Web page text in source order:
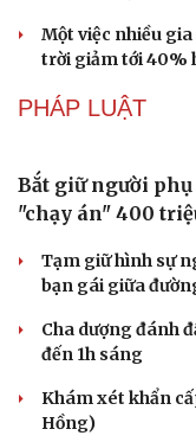
DU LỊCH
Du lịch biển Việt
Khách quốc tế
số nổi bật
Nhặt bỏ 'hạt sạn'
khách
Cần Thơ cụ thể
và du khách Thái
Ký kết hợp tác
Golf nghiệp dư thế